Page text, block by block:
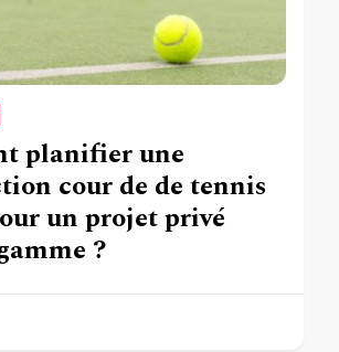
planifier une
cour de de tennis
un projet privé
?